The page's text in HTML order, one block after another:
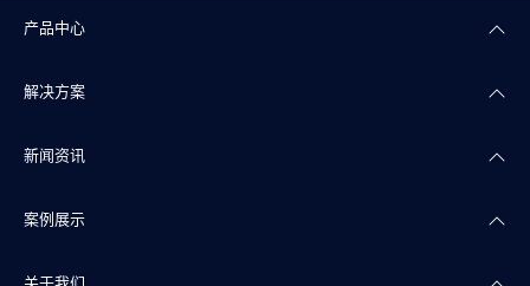
产品中心
楼宇自控
智能照明
智能传感
解决方案
智慧商业
智慧实验室
新闻资讯
公司新闻
案例展示